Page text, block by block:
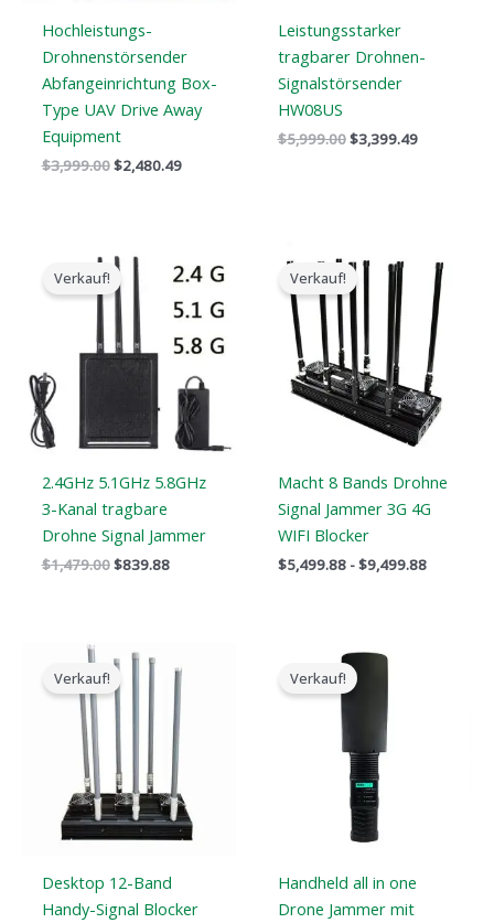
Hochleistungs-
Drohnenstörsender
Abfangeinrichtung Box-
Type UAV Drive Away
Equipment
$3,999.00$2,480.49
Leistungsstarker
tragbarer Drohnen-
Signalstörsender
HW08US
$5,999.00$3,399.49
Verkauf!
2.4GHz 5.1GHz 5.8GHz
3-Kanal tragbare
Drohne Signal Jammer
$1,479.00
ursprüngliche
Preis
war:
$1,479.00.
$839.88
aktuelle
Preis
ist:
$839.88.
Verkauf!
Macht 8 Bands Drohne
Signal Jammer 3G 4G
WIFI Blocker
$5,499.88 -$9,499.88
$5,499.88
bis
$9,499.88
Verkauf!
Desktop 12-Band
Handy-Signal Blocker
Verkauf!
Handheld all in one
Drone Jammer mit
Der
ursprüngliche
Preis
$3,099.00.